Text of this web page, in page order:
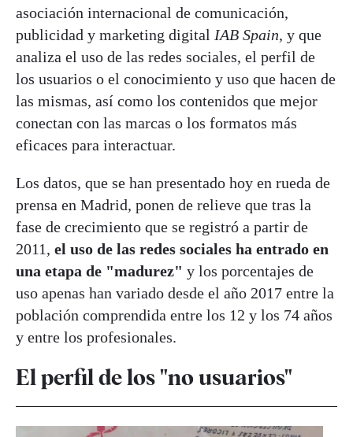
asociación internacional de comunicación,
publicidad y marketing digital IAB Spain, y que
analiza el uso de las redes sociales, el perfil de
los usuarios o el conocimiento y uso que hacen de
las mismas, así como los contenidos que mejor
conectan con las marcas o los formatos más
eficaces para interactuar.
Los datos, que se han presentado hoy en rueda de
prensa en Madrid, ponen de relieve que tras la
fase de crecimiento que se registró a partir de
2011, el uso de las redes sociales ha entrado en
una etapa de "madurez" y los porcentajes de
uso apenas han variado desde el año 2017 entre la
población comprendida entre los 12 y los 74 años
y entre los profesionales.
El perfil de los "no usuarios"